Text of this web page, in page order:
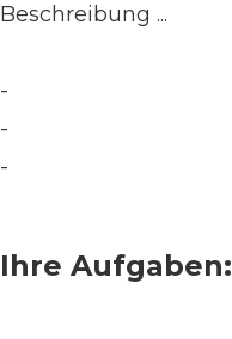
Beschreibung ...
-
-
-
Ihre Aufgaben: